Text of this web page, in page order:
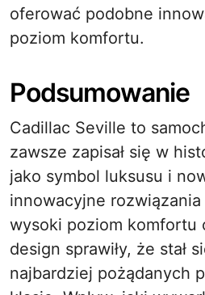
oferować podobne
poziom komfortu.
Podsumowanie
Cadillac Seville to
zawsze zapisał się w
jako symbol luksusu i
innowacyjne
wysoki poziom komfortu
design sprawiły, że stał
najbardziej pożądanych